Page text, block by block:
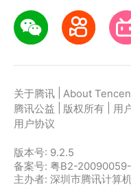
关于腾讯 About
腾讯公益
版权所有 用
用户协议
版本号: 9.2.5
备案号: 粤B2-
主办者: 深圳市腾讯计算